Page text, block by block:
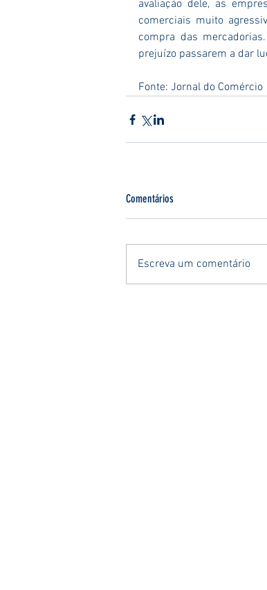
avaliação dele, as
comerciais muito
compra das
prejuízo passarem a dar
Fonte: Jornal do Comércio
Comentários
Escreva um comentário